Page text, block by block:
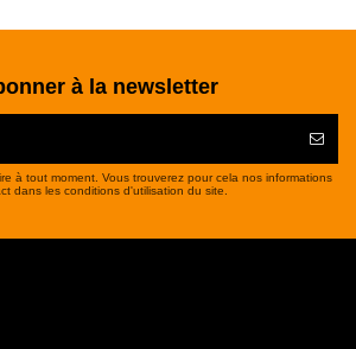
à la newsletter
à tout moment. Vous trouverez pour cela nos informations
dans les conditions d'utilisation du site.